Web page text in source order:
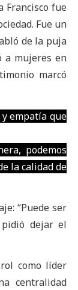
Francisco fue
Fue un
de la puja
a mujeres en
marcó
empatía que
podemos
la calidad de
“Puede ser
pidió dejar el
como líder
centralidad